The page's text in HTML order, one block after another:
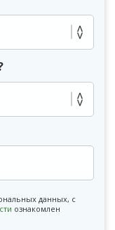
данных, с
ознакомлен